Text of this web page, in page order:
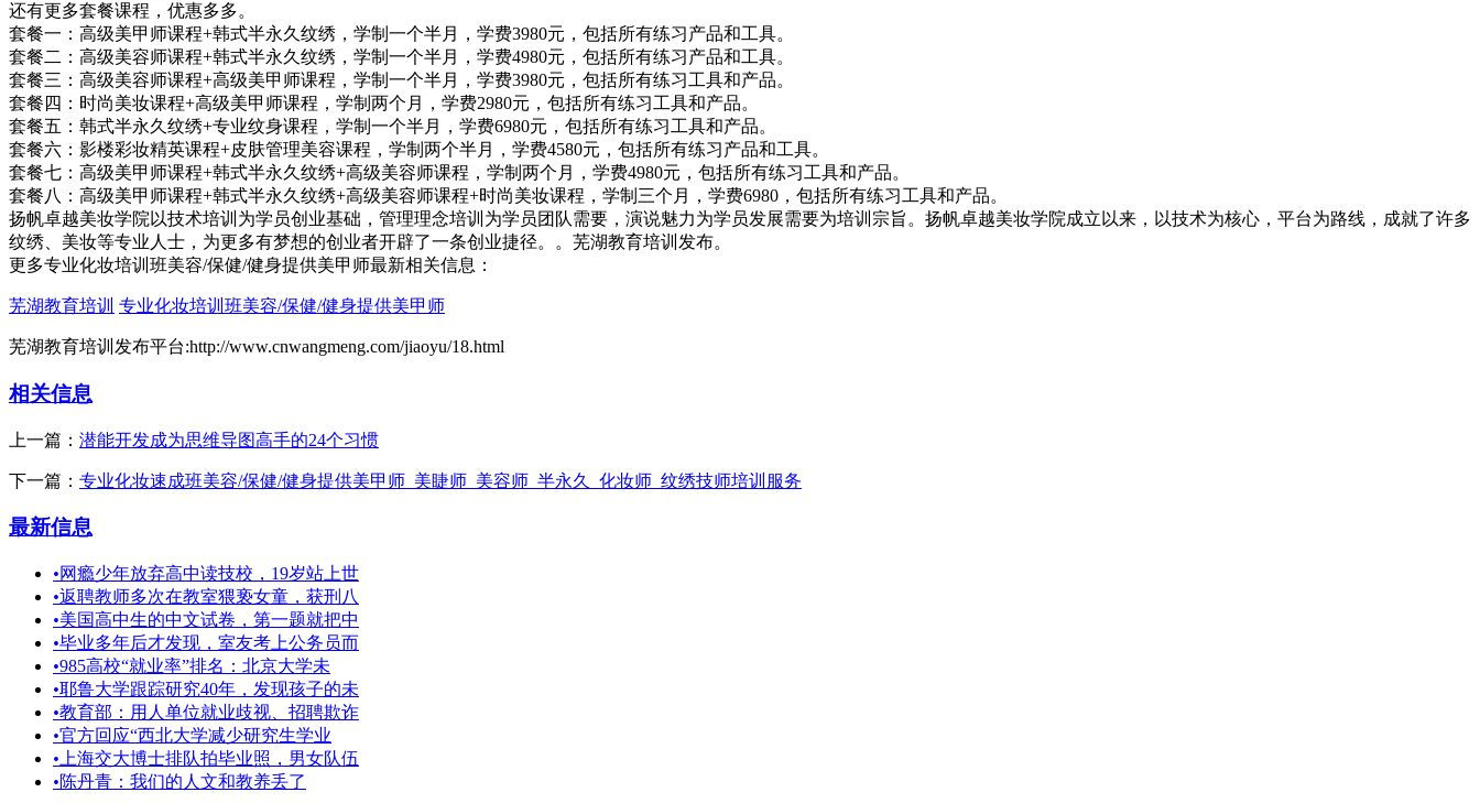
还有更多套餐课程，优惠多多。
套餐一：高级美甲师课程+韩式半永久纹绣，学制一个半月，学费3980元，包括所有练习产品和工具。
套餐二：高级美容师课程+韩式半永久纹绣，学制一个半月，学费4980元，包括所有练习产品和工具。
套餐三：高级美容师课程+高级美甲师课程，学制一个半月，学费3980元，包括所有练习工具和产品。
套餐四：时尚美妆课程+高级美甲师课程，学制两个月，学费2980元，包括所有练习工具和产品。
套餐五：韩式半永久纹绣+专业纹身课程，学制一个半月，学费6980元，包括所有练习工具和产品。
套餐六：影楼彩妆精英课程+皮肤管理美容课程，学制两个半月，学费4580元，包括所有练习产品和工具。
套餐七：高级美甲师课程+韩式半永久纹绣+高级美容师课程，学制两个月，学费4980元，包括所有练习工具和产品。
套餐八：高级美甲师课程+韩式半永久纹绣+高级美容师课程+时尚美妆课程，学制三个月，学费6980，包括所有练习工具和产品。
扬帆卓越美妆学院以技术培训为学员创业基础，管理理念培训为学员团队需要，演说魅力为学员发展需要为培训宗旨。扬帆卓越美妆学院成立以来，以技术为核心，平台为路线，成就了许多
纹绣、美妆等专业人士，为更多有梦想的创业者开辟了一条创业捷径。。芜湖教育培训发布。
更多专业化妆培训班美容/保健/健身提供美甲师最新相关信息：
芜湖教育培训 专业化妆培训班美容/保健/健身提供美甲师
芜湖教育培训发布平台:http://www.cnwangmeng.com/jiaoyu/18.html
相关信息
上一篇： 潜能开发成为思维导图高手的24个习惯
下一篇： 专业化妆速成班美容/保健/健身提供美甲师_美睫师_美容师_半永久_化妆师_纹绣技师培训服务
最新信息
•网瘾少年放弃高中读技校，19岁站上世
•返聘教师多次在教室猥亵女童，获刑八
•美国高中生的中文试卷，第一题就把中
•毕业多年后才发现，室友考上公务员而
•985高校“就业率”排名：北京大学未
•耶鲁大学跟踪研究40年，发现孩子的未
•教育部：用人单位就业歧视、招聘欺诈
•官方回应“西北大学减少研究生学业
• 上海交大博士排队拍毕业照，男女队伍
•陈丹青：我们的人文和教养丢了